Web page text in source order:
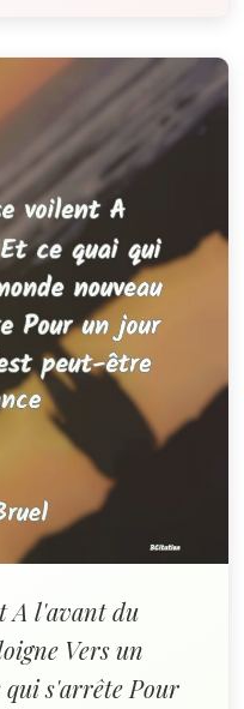
A l'avant du
Vers un
qui s'arrête Pour